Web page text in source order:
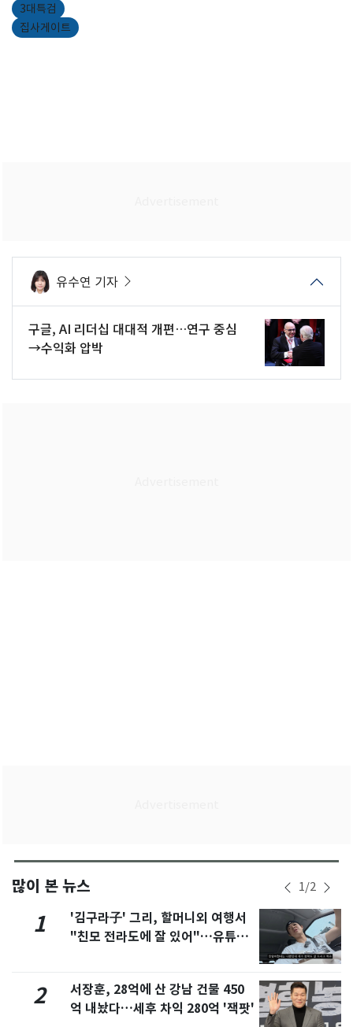
3대특검
집사게이트
유수연 기자
구글, AI 리더십 대대적 개편…연구 중심
→수익화 압박
많이 본 뉴스 1/2
1
'김구라子' 그리, 할머니외 여행서
"친모 전라도에 잘 있어"…유튜브
2
서장훈, 28억에 산 강남 건물 450
억 내놨다…세후 차익 280억 '잭팟'